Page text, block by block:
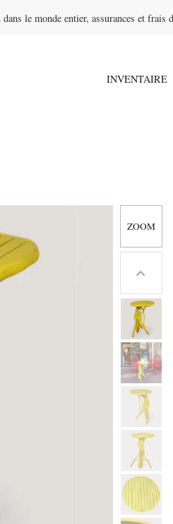
le monde entier, assurances et frais
INVENTAIRE